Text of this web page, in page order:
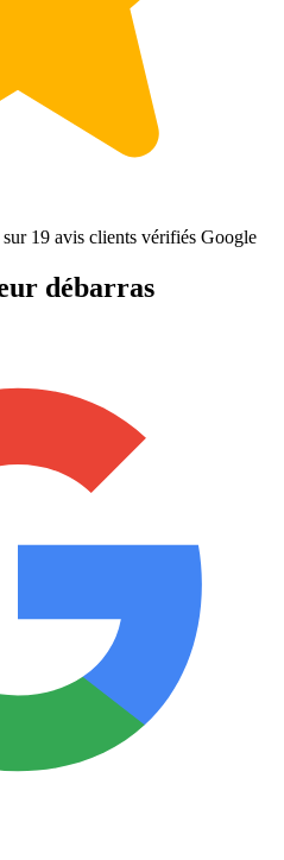
19 avis clients vérifiés Google
débarras